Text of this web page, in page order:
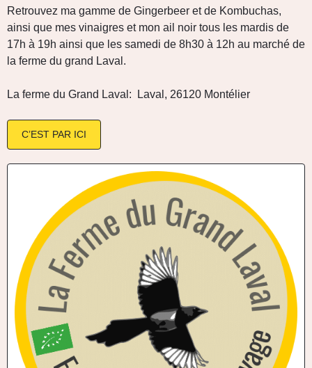
Retrouvez ma gamme de Gingerbeer et de Kombuchas,
ainsi que mes vinaigres et mon ail noir tous les mardis de
17h à 19h ainsi que les samedi de 8h30 à 12h au marché de
la ferme du grand Laval.
La ferme du Grand Laval: Laval, 26120 Montélier
C’EST PAR ICI